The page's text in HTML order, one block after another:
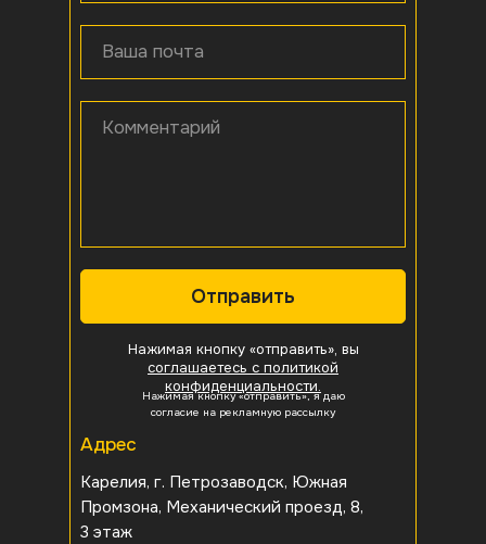
Адрес
Карелия, г. Петрозаводск, Южная
Промзона, Механический проезд, 8,
3 этаж
Ваша почта
Комментарий
Отправить
Нажимая кнопку «отправить», вы
соглашаетесь с политикой
конфиденциальности.
Нажимая кнопку «отправить», я даю
согласие на рекламную рассылку